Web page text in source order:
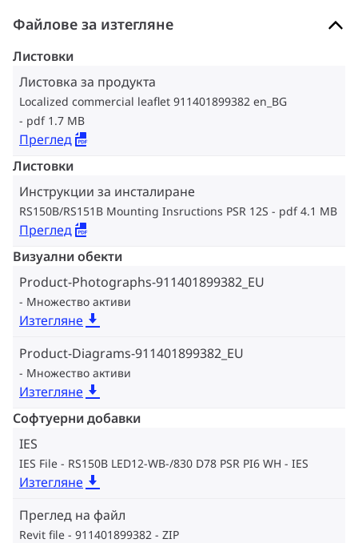
Файлове за изтегляне
Листовки
Листовка за продукта
Localized commercial leaflet 911401899382 en_BG
pdf 1.7 MB
Преглед
Листовки
Инструкции за инсталиране
RS150B/RS151B Mounting Insructions PSR 12S pdf 4.1 MB
Преглед
Визуални обекти
Product-Photographs-911401899382_EU
Множество активи
Изтегляне
Product-Diagrams-911401899382_EU
Множество активи
Изтегляне
Софтуерни добавки
IES
IES File - RS150B LED12-WB-/830 D78 PSR PI6 WH IES
Изтегляне
Преглед на файл
Revit file - 911401899382 ZIP